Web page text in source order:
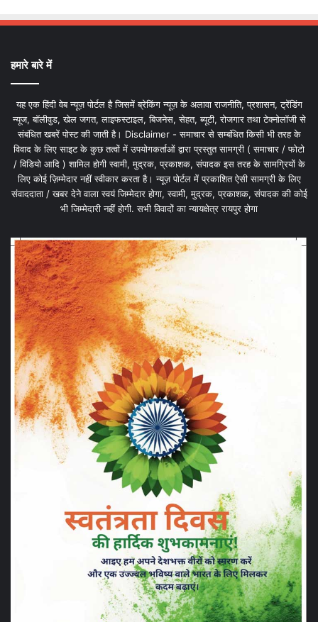
हमारे बारे में
यह एक हिंदी वेब न्यूज़ पोर्टल है जिसमें ब्रेकिंग न्यूज़ के अलावा राजनीति, प्रशासन, ट्रेंडिंग
न्यूज, बॉलीवुड, खेल जगत, लाइफस्टाइल, बिजनेस, सेहत, ब्यूटी, रोजगार तथा टेक्नोलॉजी से
संबंधित खबरें पोस्ट की जाती है। Disclaimer - समाचार से सम्बंधित किसी भी तरह के
विवाद के लिए साइट के कुछ तत्वों में उपयोगकर्ताओं द्वारा प्रस्तुत सामग्री ( समाचार / फोटो
/ विडियो आदि ) शामिल होगी स्वामी, मुद्रक, प्रकाशक, संपादक इस तरह के सामग्रियों के
लिए कोई ज़िम्मेदार नहीं स्वीकार करता है। न्यूज़ पोर्टल में प्रकाशित ऐसी सामग्री के लिए
संवाददाता / खबर देने वाला स्वयं जिम्मेदार होगा, स्वामी, मुद्रक, प्रकाशक, संपादक की कोई
भी जिम्मेदारी नहीं होगी. सभी विवादों का न्यायक्षेत्र रायपुर होगा